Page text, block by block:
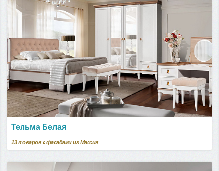
Тельма Белая
13 товаров с фасадами из Массив